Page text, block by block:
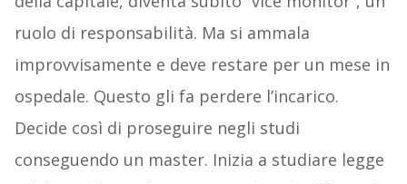
ruolo di responsabilità. Ma si ammala
improvvisamente e deve restare per un mese in
ospedale. Questo gli fa perdere l’incarico.
Decide così di proseguire negli studi
conseguendo un master. Inizia a studiare legge